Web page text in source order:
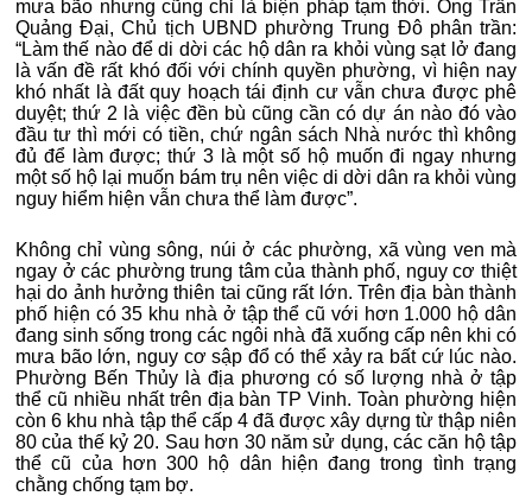
mưa bão nhưng cũng chỉ là biện pháp tạm thời. Ông Trần
Quảng Đại, Chủ tịch UBND phường Trung Đô phân trần:
“Làm thế nào để di dời các hộ dân ra khỏi vùng sạt lở đang
là vấn đề rất khó đối với chính quyền phường, vì hiện nay
khó nhất là đất quy hoạch tái định cư vẫn chưa được phê
duyệt; thứ 2 là việc đền bù cũng cần có dự án nào đó vào
đầu tư thì mới có tiền, chứ ngân sách Nhà nước thì không
đủ để làm được; thứ 3 là một số hộ muốn đi ngay nhưng
một số hộ lại muốn bám trụ nên việc di dời dân ra khỏi vùng
nguy hiểm hiện vẫn chưa thể làm được”.
Không chỉ vùng sông, núi ở các phường, xã vùng ven mà
ngay ở các phường trung tâm của thành phố, nguy cơ thiệt
hại do ảnh hưởng thiên tai cũng rất lớn. Trên địa bàn thành
phố hiện có 35 khu nhà ở tập thể cũ với hơn 1.000 hộ dân
đang sinh sống trong các ngôi nhà đã xuống cấp nên khi có
mưa bão lớn, nguy cơ sập đổ có thể xảy ra bất cứ lúc nào.
Phường Bến Thủy là địa phương có số lượng nhà ở tập
thể cũ nhiều nhất trên địa bàn TP Vinh. Toàn phường hiện
còn 6 khu nhà tập thể cấp 4 đã được xây dựng từ thập niên
80 của thế kỷ 20. Sau hơn 30 năm sử dụng, các căn hộ tập
thể cũ của hơn 300 hộ dân hiện đang trong tình trạng
chằng chống tạm bợ.